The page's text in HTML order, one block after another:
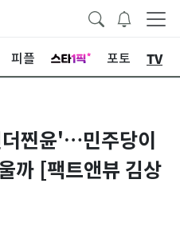
피플 포토 TV
찐윤'…민주당이
까 [팩트앤뷰 김상